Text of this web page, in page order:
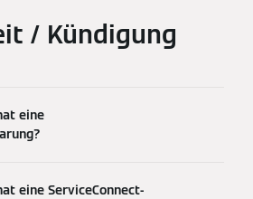
/ Kündigung
eine
eine ServiceConnect-